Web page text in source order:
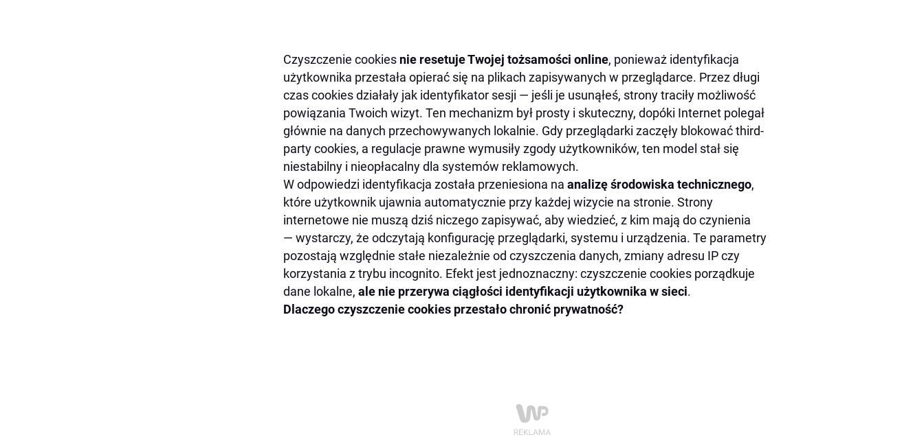
Czyszczenie cookies nie resetuje Twojej tożsamości online, ponieważ identyfikacja
użytkownika przestała opierać się na plikach zapisywanych w przeglądarce. Przez długi
czas cookies działały jak identyfikator sesji — jeśli je usunąłeś, strony traciły możliwość
powiązania Twoich wizyt. Ten mechanizm był prosty i skuteczny, dopóki Internet polegał
głównie na danych przechowywanych lokalnie. Gdy przeglądarki zaczęły blokować third-
party cookies, a regulacje prawne wymusiły zgody użytkowników, ten model stał się
niestabilny i nieopłacalny dla systemów reklamowych.
W odpowiedzi identyfikacja została przeniesiona na analizę środowiska technicznego,
które użytkownik ujawnia automatycznie przy każdej wizycie na stronie. Strony
internetowe nie muszą dziś niczego zapisywać, aby wiedzieć, z kim mają do czynienia
— wystarczy, że odczytają konfigurację przeglądarki, systemu i urządzenia. Te parametry
pozostają względnie stałe niezależnie od czyszczenia danych, zmiany adresu IP czy
korzystania z trybu incognito. Efekt jest jednoznaczny: czyszczenie cookies porządkuje
dane lokalne, ale nie przerywa ciągłości identyfikacji użytkownika w sieci.
Dlaczego czyszczenie cookies przestało chronić prywatność?